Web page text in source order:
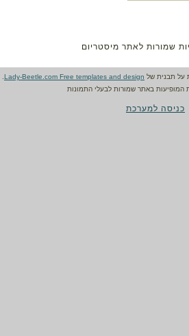
שמורות לאתר מיסטריום
על תבנית של Lady-Beetle.com Free templates and design
המופיעות באתר שמורות לבעלי התמונות
כניסה למערכת